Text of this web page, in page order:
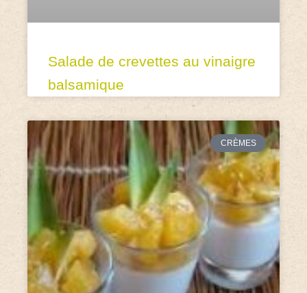
Salade de crevettes au vinaigre
balsamique
CRÈMES